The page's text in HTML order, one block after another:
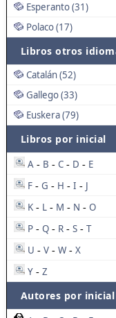
Esperanto (31)
Polaco (17)
Libros otros
Catalán (52)
Gallego (33)
Euskera (79)
Libros por inicial
A - B - C - D - E
F - G - H - I - J
K - L - M - N - O
P - Q - R - S - T
U - V - W - X
Y - Z
Autores por inicial